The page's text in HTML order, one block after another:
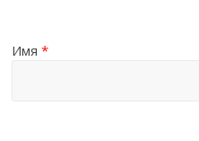
Имя*